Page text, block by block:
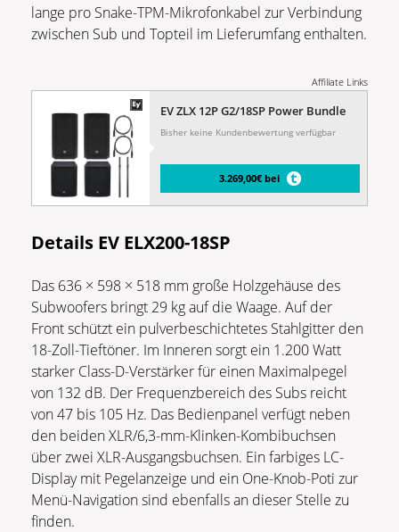
lange pro Snake-TPM-Mikrofonkabel zur Verbindung
zwischen Sub und Topteil im Lieferumfang enthalten.
Affiliate Links
EV ZLX 12P G2/18SP Power Bundle
Bisher keine Kundenbewertung verfügbar
3.269,00€ bei
Details EV ELX200-18SP
Das 636 × 598 × 518 mm große Holzgehäuse des
Subwoofers bringt 29 kg auf die Waage. Auf der
Front schützt ein pulverbeschichtetes Stahlgitter den
18-Zoll-Tieftöner. Im Inneren sorgt ein 1.200 Watt
starker Class-D-Verstärker für einen Maximalpegel
von 132 dB. Der Frequenzbereich des Subs reicht
von 47 bis 105 Hz. Das Bedienpanel verfügt neben
den beiden XLR/6,3-mm-Klinken-Kombibuchsen
über zwei XLR-Ausgangsbuchsen. Ein farbiges LC-
Display mit Pegelanzeige und ein One-Knob-Poti zur
Menü-Navigation sind ebenfalls an dieser Stelle zu
finden.